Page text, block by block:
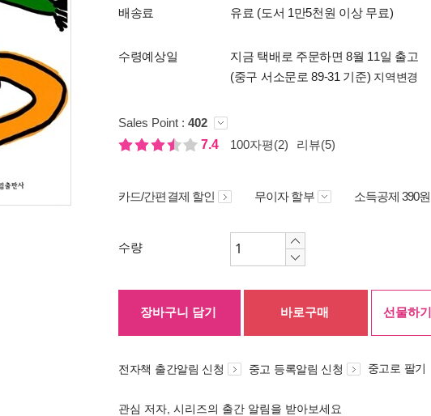
배송료 유료 (도서 1만5천원 이상 무료)
수령예상일
지금 택배로 주문하면 8월 11일 출고
(중구 서소문로 89-31 기준) 지역변경
Sales Point : 402
7.4
100자평(2) 리뷰(5)
카드/간편결제 할인 무이자 할부 소득공제 390원
수량
장바구니 담기 바로구매 선물하기
전자책 출간알림 신청 중고 등록알림 신청 중고로 팔기
관심 저자, 시리즈의 출간 알림을 받아보세요